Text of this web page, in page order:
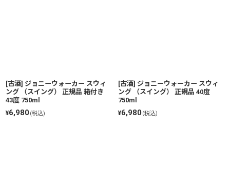
[古酒] ジョニーウォーカー スウィ
ング （スイング） 正規品 箱付き
43度 750ml
¥6,980(税込)
[古酒] ジョニーウォーカー スウィ
ング （スイング） 正規品 40度
750ml
¥6,980(税込)